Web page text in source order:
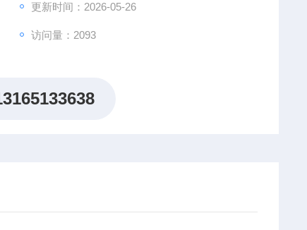
更新时间：2026-05-26
访问量：2093